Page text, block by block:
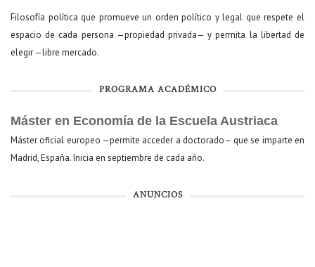
Filosofía política que promueve un orden político y legal que respete el
espacio de cada persona —propiedad privada— y permita la libertad de
elegir —libre mercado.
PROGRAMA ACADÉMICO
Máster en Economía de la Escuela Austriaca
Máster oficial europeo —permite acceder a doctorado— que se imparte en
Madrid, España. Inicia en septiembre de cada año.
ANUNCIOS